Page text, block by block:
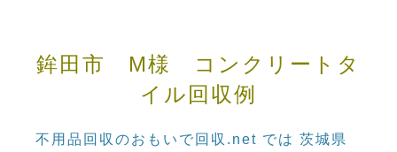
鉾田市 M様 コンクリートタ
イル回収例
不用品回収のおもいで回収.net では 茨城県